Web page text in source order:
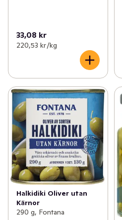
33,08 kr
220,53 kr /kg
Halkidiki Oliver utan
Kärnor
290 g, Fontana